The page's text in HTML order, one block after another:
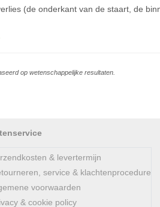
(de onderkant van de staart, de
op wetenschappelijke resultaten.
& levertermijn
service & klachtenprocedure
voorwaarden
& cookie policy